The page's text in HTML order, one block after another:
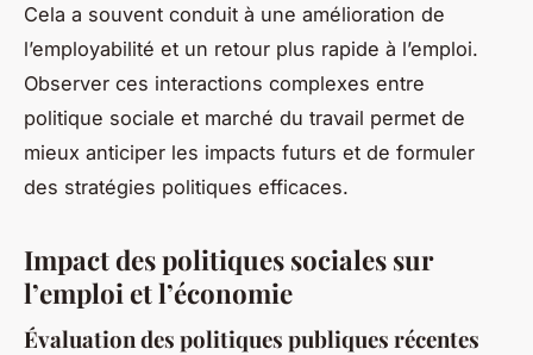
Cela a souvent conduit à une amélioration de
l’employabilité et un retour plus rapide à l’emploi.
Observer ces interactions complexes entre
politique sociale et marché du travail permet de
mieux anticiper les impacts futurs et de formuler
des stratégies politiques efficaces.
Impact des politiques sociales sur
l’emploi et l’économie
Évaluation des politiques publiques récentes